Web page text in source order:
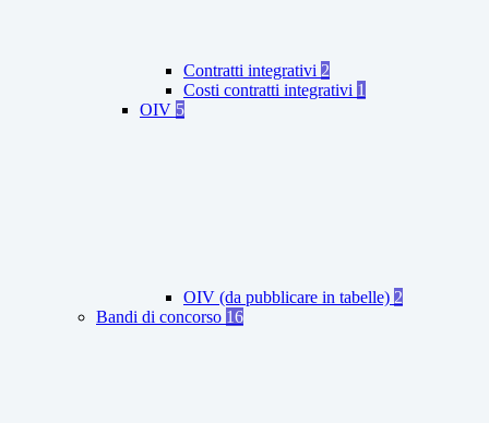
Contratti integrativi 2
Costi contratti integrativi 1
OIV 5
OIV (da pubblicare in tabelle) 2
Bandi di concorso 16